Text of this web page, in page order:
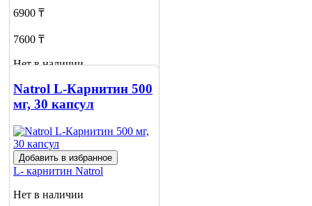
6900 ₸
7600 ₸
Нет в наличии
Сообщить
о наличии
Natrol L-Карнитин 500
мг, 30 капсул
Добавить в избранное
L- карнитин Natrol
Нет в наличии